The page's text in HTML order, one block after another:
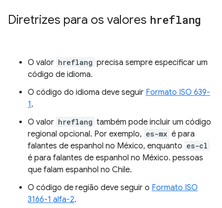
Diretrizes para os valores hreflang
O valor hreflang precisa sempre especificar um
código de idioma.
O código do idioma deve seguir Formato ISO 639-
1.
O valor hreflang também pode incluir um código
regional opcional. Por exemplo, es-mx é para
falantes de espanhol no México, enquanto es-cl
é para falantes de espanhol no México. pessoas
que falam espanhol no Chile.
O código de região deve seguir o Formato ISO
3166-1 alfa-2.